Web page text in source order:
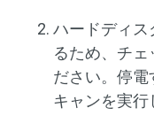
ハードディス
るため、チェ
ださい。停電
キャンを実行